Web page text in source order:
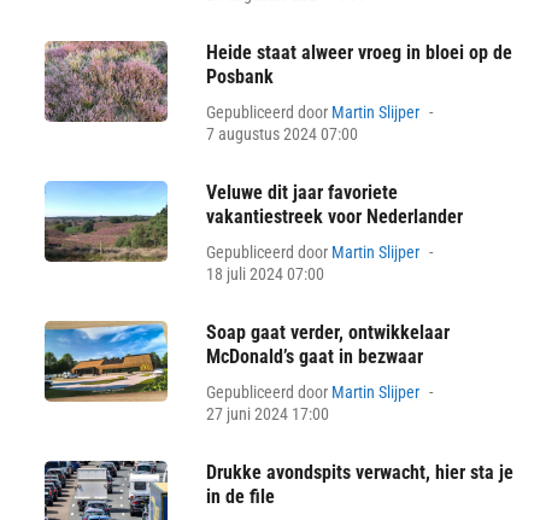
Heide staat alweer vroeg in bloei op de
Posbank
Gepubliceerd door Martin Slijper
7 augustus 2024 07:00
Veluwe dit jaar favoriete
vakantiestreek voor Nederlander
Gepubliceerd door Martin Slijper
18 juli 2024 07:00
Soap gaat verder, ontwikkelaar
McDonald’s gaat in bezwaar
Gepubliceerd door Martin Slijper
27 juni 2024 17:00
Drukke avondspits verwacht, hier sta je
in de file